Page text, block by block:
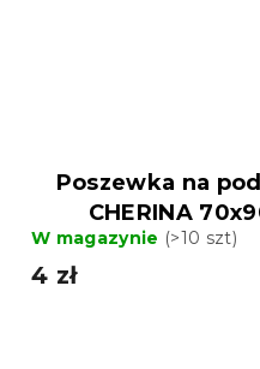
Poszewka na
CHERINA
W magazynie (>10 szt)
4 zł